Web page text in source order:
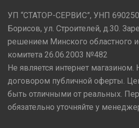
УП “СТАТОР-СЕРВИС”, УНП
Борисов, ул. Строителей, д.30.
решением Минского областного
комитета 26.06.2003 №482
Не является интернет магазином.
договором публичной оферты.
быть отличными от реальных.
обязательно уточняйте у